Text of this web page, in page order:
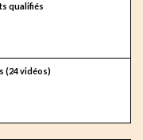
qualifiés
(24 vidéos)